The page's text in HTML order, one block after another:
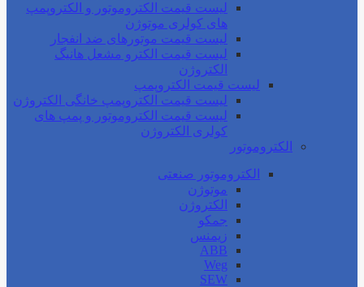
لیست قیمت الکتروموتور و الکتروپمپ
های کولری موتوژن
لیست قیمت موتورهای ضد انفجار
لیست قیمت الکترو مشعل هانیگ
الکتروژن
لیست قیمت الکتروپمپ
لیست قیمت الکتروپمپ خانگی الکتروژن
لیست قیمت الکتروموتور و پمپ های
کولری الکتروژن
الکتروموتور
الکتروموتور صنعتی
موتوژن
الکتروژن
جمکو
زیمنس
ABB
Weg
SEW